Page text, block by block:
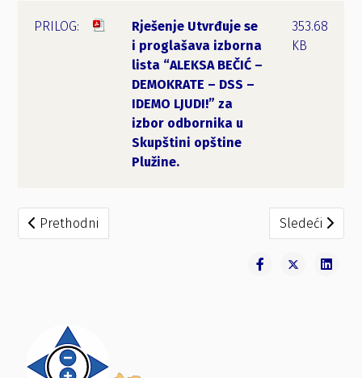
Rješenje Utvrđuje se
i proglašava izborna
lista “ALEKSA BEČIĆ –
DEMOKRATE – DSS –
IDEMO LJUDI!” za
izbor odbornika u
Skupštini opštine
Plužine.
353.68
KB
Prethodni članak: Rješenje Utvrđuje se i proglašava
Prethodni Sledeći
Sledeći